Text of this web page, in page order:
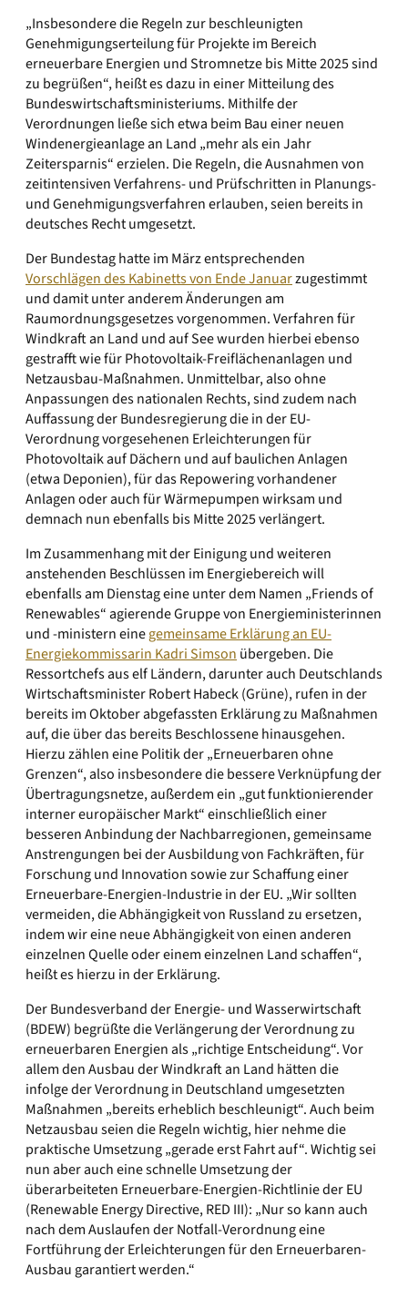
„Insbesondere die Regeln zur beschleunigten
Genehmigungserteilung für Projekte im Bereich
erneuerbare Energien und Stromnetze bis Mitte 2025 sind
zu begrüßen“, heißt es dazu in einer Mitteilung des
Bundeswirtschaftsministeriums. Mithilfe der
Verordnungen ließe sich etwa beim Bau einer neuen
Windenergieanlage an Land „mehr als ein Jahr
Zeitersparnis“ erzielen. Die Regeln, die Ausnahmen von
zeitintensiven Verfahrens- und Prüfschritten in Planungs-
und Genehmigungsverfahren erlauben, seien bereits in
deutsches Recht umgesetzt.
Der Bundestag hatte im März entsprechenden
Vorschlägen des Kabinetts von Ende Januarzugestimmt
und damit unter anderem Änderungen am
Raumordnungsgesetzes vorgenommen. Verfahren für
Windkraft an Land und auf See wurden hierbei ebenso
gestrafft wie für Photovoltaik-Freiflächenanlagen und
Netzausbau-Maßnahmen. Unmittelbar, also ohne
Anpassungen des nationalen Rechts, sind zudem nach
Auffassung der Bundesregierung die in der EU-
Verordnung vorgesehenen Erleichterungen für
Photovoltaik auf Dächern und auf baulichen Anlagen
(etwa Deponien), für das Repowering vorhandener
Anlagen oder auch für Wärmepumpen wirksam und
demnach nun ebenfalls bis Mitte 2025 verlängert.
Im Zusammenhang mit der Einigung und weiteren
anstehenden Beschlüssen im Energiebereich will
ebenfalls am Dienstag eine unter dem Namen „Friends of
Renewables“ agierende Gruppe von Energieministerinnen
und -ministern einegemeinsame Erklärung an EU-
Energiekommissarin Kadri Simson übergeben. Die
Ressortchefs aus elf Ländern, darunter auch Deutschlands
Wirtschaftsminister Robert Habeck (Grüne), rufen in der
bereits im Oktober abgefassten Erklärung zu Maßnahmen
auf, die über das bereits Beschlossene hinausgehen.
Hierzu zählen eine Politik der „Erneuerbaren ohne
Grenzen“, also insbesondere die bessere Verknüpfung der
Übertragungsnetze, außerdem ein „gut funktionierender
interner europäischer Markt“ einschließlich einer
besseren Anbindung der Nachbarregionen, gemeinsame
Anstrengungen bei der Ausbildung von Fachkräften, für
Forschung und Innovation sowie zur Schaffung einer
Erneuerbare-Energien-Industrie in der EU. „Wir sollten
vermeiden, die Abhängigkeit von Russland zu ersetzen,
indem wir eine neue Abhängigkeit von einen anderen
einzelnen Quelle oder einem einzelnen Land schaffen“,
heißt es hierzu in der Erklärung.
Der Bundesverband der Energie- und Wasserwirtschaft
(BDEW) begrüßte die Verlängerung der Verordnung zu
erneuerbaren Energien als „richtige Entscheidung“. Vor
allem den Ausbau der Windkraft an Land hätten die
infolge der Verordnung in Deutschland umgesetzten
Maßnahmen „bereits erheblich beschleunigt“. Auch beim
Netzausbau seien die Regeln wichtig, hier nehme die
praktische Umsetzung „gerade erst Fahrt auf“. Wichtig sei
nun aber auch eine schnelle Umsetzung der
überarbeiteten Erneuerbare-Energien-Richtlinie der EU
(Renewable Energy Directive, RED III): „Nur so kann auch
nach dem Auslaufen der Notfall-Verordnung eine
Fortführung der Erleichterungen für den Erneuerbaren-
Ausbau garantiert werden.“